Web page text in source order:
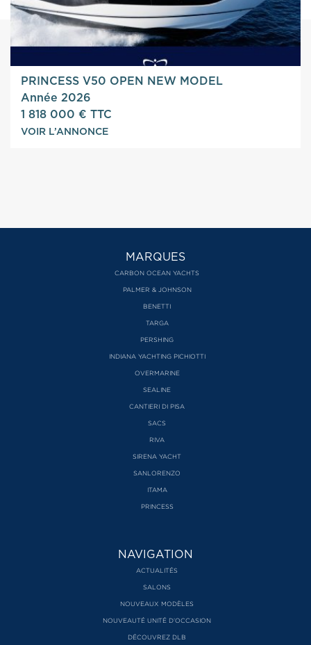
PRINCESS V50 OPEN NEW MODEL
Année 2026
1 818 000 € TTC
VOIR L’ANNONCE
MARQUES
CARBON OCEAN YACHTS
PALMER & JOHNSON
BENETTI
TARGA
PERSHING
INDIANA YACHTING PICHIOTTI
OVERMARINE
SEALINE
CANTIERI DI PISA
SACS
RIVA
SIRENA YACHT
SANLORENZO
ITAMA
PRINCESS
NAVIGATION
ACTUALITÉS
SALONS
NOUVEAUX MODÈLES
NOUVEAUTÉ UNITÉ D’OCCASION
DÉCOUVREZ DLB